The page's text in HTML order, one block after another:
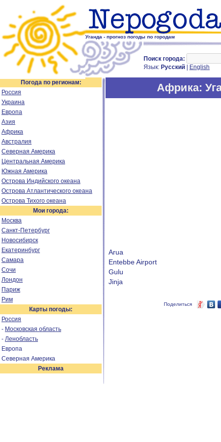
Уганда - прогноз погоды по городам
Поиск города:
Язык: Русский English
Погода по регионам:
Россия
Украина
Европа
Азия
Африка
Австралия
Северная Америка
Центральная Америка
Южная Америка
Острова Индийского океана
Острова Атлантического океана
Острова Тихого океана
Мои города:
Москва
Санкт-Петербург
Новосибирск
Екатеринбург
Самара
Сочи
Лондон
Париж
Рим
Карты погоды:
Россия
- Московская область
- Ленобласть
Европа
Северная Америка
Реклама
Африка:
Arua
Entebbe Airport
Gulu
Jinja
Поделиться